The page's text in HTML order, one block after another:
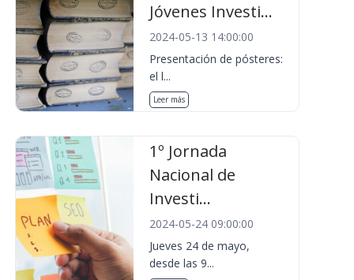
Jóvenes Investi...
2024-05-13 14:00:00
Presentación de pósteres:
el l...
Leer más
1º Jornada
Nacional de
Investi...
2024-05-24 09:00:00
Jueves 24 de mayo,
desde las 9...